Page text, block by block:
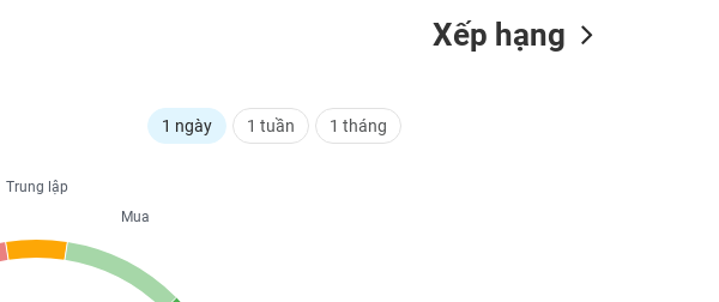
1 ngày 1 tuần 1 tháng
Trung lập
Mua
Xếp hạng